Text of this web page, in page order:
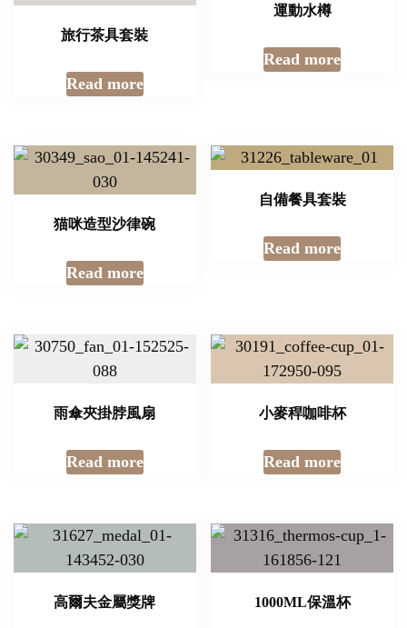
旅行茶具套裝
Read more
運動水樽
Read more
猫咪造型沙律碗
Read more
自備餐具套裝
Read more
雨傘夾掛脖風扇
Read more
小麥稈咖啡杯
Read more
高爾夫金屬獎牌 1000ML保溫杯